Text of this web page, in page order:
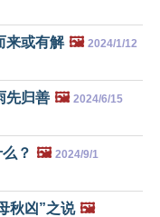
来或有解 🖼️ 2024/1/12
先归善 🖼️ 2024/6/15
？ 🖼️ 2024/9/1
秋凶”之说 🖼️